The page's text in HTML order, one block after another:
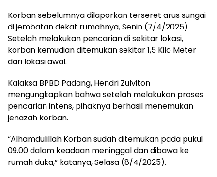
Korban sebelumnya dilaporkan terseret arus sungai
di jembatan dekat rumahnya, Senin (7/4/2025).
Setelah melakukan pencarian di sekitar lokasi,
korban kemudian ditemukan sekitar 1,5 Kilo Meter
dari lokasi awal.
Kalaksa BPBD Padang, Hendri Zulviton
mengungkapkan bahwa setelah melakukan proses
pencarian intens, pihaknya berhasil menemukan
jenazah korban.
“Alhamdulillah Korban sudah ditemukan pada pukul
09.00 dalam keadaan meninggal dan dibawa ke
rumah duka,” katanya, Selasa (8/4/2025).